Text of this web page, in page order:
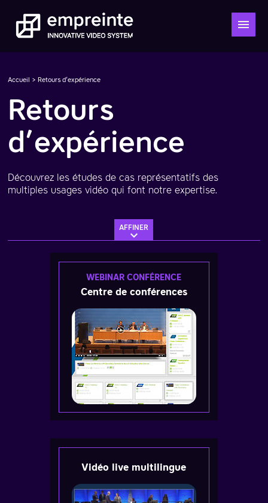
Accueil > Retours d’expérience
Retours
d’expérience
Découvrez les études de cas représentatifs des
multiples usages vidéo qui font notre expertise.
AFFINER
WEBINAR CONFÉRENCE
Centre de conférences
Vidéo live multilingue